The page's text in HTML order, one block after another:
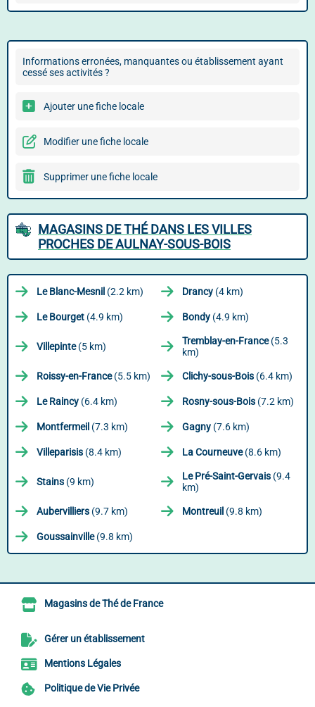
Informations erronées, manquantes ou établissement ayant
cessé ses activités ?
Ajouter une fiche locale
Modifier une fiche locale
Supprimer une fiche locale
MAGASINS DE THÉ DANS LES VILLES
PROCHES DE AULNAY-SOUS-BOIS
Le Blanc-Mesnil (2.2 km) Drancy (4 km)
Le Bourget (4.9 km) Bondy (4.9 km)
Villepinte(5 km) Tremblay-en-France(5.3
km)
Roissy-en-France(5.5 km) Clichy-sous-Bois (6.4 km)
Le Raincy (6.4 km) Rosny-sous-Bois (7.2 km)
Montfermeil (7.3 km) Gagny (7.6 km)
Villeparisis (8.4 km) La Courneuve(8.6 km)
Stains (9 km) Le Pré-Saint-Gervais (9.4
km)
Aubervilliers (9.7 km) Montreuil (9.8 km)
Goussainville(9.8 km)
Magasins de Thé de France
Gérer un établissement
Mentions Légales
Politique de Vie Privée